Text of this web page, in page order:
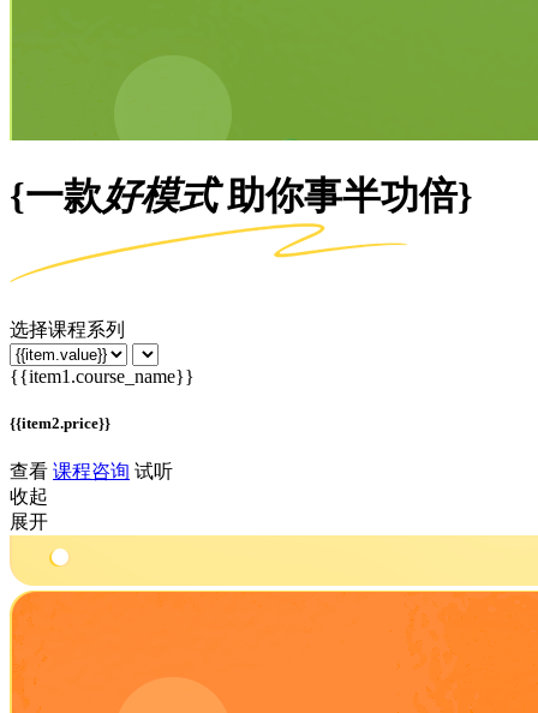
{一款好模式助你事半功倍}
选择课程系列
{{item1.course_name}}
{{item2.price}}
查看 课程咨询 试听
收起
展开